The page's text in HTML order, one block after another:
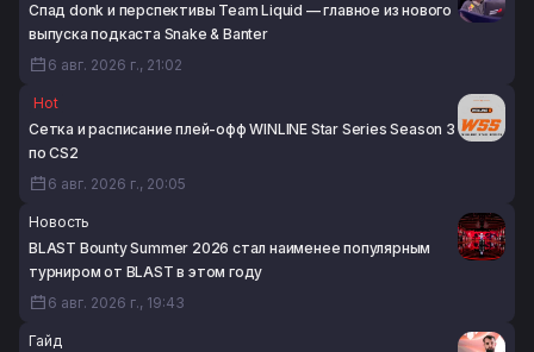
6 авг. 2026 г., 15:01
Спад donk и перспективы Team Liquid — главное из нового
выпуска подкаста Snake & Banter
6 авг. 2026 г., 21:02
Hot
Сетка и расписание плей-офф WINLINE Star Series Season 3
по CS2
6 авг. 2026 г., 20:05
Новость
BLAST Bounty Summer 2026 стал наименее популярным
турниром от BLAST в этом году
6 авг. 2026 г., 19:43
Гайд